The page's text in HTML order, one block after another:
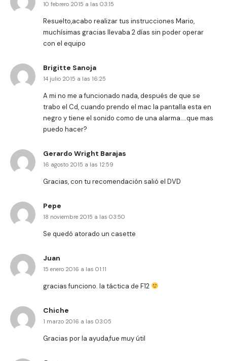
10 febrero 2015 a las 03:15
Resuelto,acabo realizar tus instrucciones Mario,
muchísimas gracias llevaba 2 días sin poder operar
con el equipo
Brigitte Sanoja
14 julio 2015 a las 16:25
A mi no me a funcionado nada, después de que se
trabo el Cd, cuando prendo el mac la pantalla esta en
negro y tiene el sonido como de una alarma….que mas
puedo hacer?
Gerardo Wright Barajas
16 agosto 2015 a las 12:59
Gracias, con tu recomendación salió el DVD
Pepe
18 noviembre 2015 a las 03:50
Se quedó atorado un casette
Juan
15 enero 2016 a las 01:11
gracias funciono. la táctica de F12
Chiche
1 marzo 2016 a las 03:05
Gracias por la ayuda,fue muy útil